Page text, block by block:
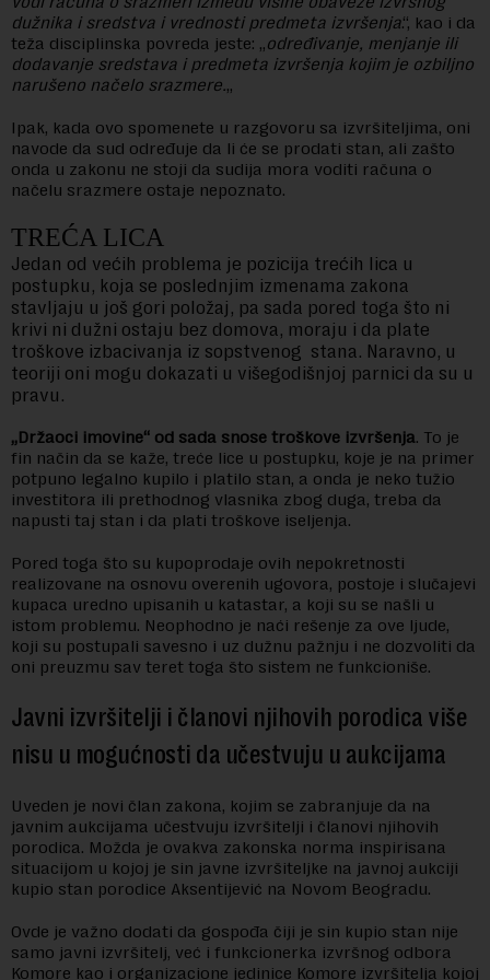
dužnika i sredstva i vrednosti predmeta izvršenja.“, kao i da
teža disciplinska povreda jeste: „određivanje, menjanje ili
dodavanje sredstava i predmeta izvršenja kojim je ozbiljno
narušeno načelo srazmere.„
Ipak, kada ovo spomenete u razgovoru sa izvršiteljima, oni
navode da sud određuje da li će se prodati stan, ali zašto
onda u zakonu ne stoji da sudija mora voditi računa o
načelu srazmere ostaje nepoznato.
TREĆA LICA
Jedan od većih problema je pozicija trećih lica u
postupku, koja se poslednjim izmenama zakona
stavljaju u još gori položaj, pa sada pored toga što ni
krivi ni dužni ostaju bez domova, moraju i da plate
troškove izbacivanja iz sopstvenog stana. Naravno, u
teoriji oni mogu dokazati u višegodišnjoj parnici da su u
pravu.
„Držaoci imovine“ od sada snose troškove izvršenja. To je
fin način da se kaže, treće lice u postupku, koje je na primer
potpuno legalno kupilo i platilo stan, a onda je neko tužio
investitora ili prethodnog vlasnika zbog duga, treba da
napusti taj stan i da plati troškove iseljenja.
Pored toga što su kupoprodaje ovih nepokretnosti
realizovane na osnovu overenih ugovora, postoje i slučajevi
kupaca uredno upisanih u katastar, a koji su se našli u
istom problemu. Neophodno je naći rešenje za ove ljude,
koji su postupali savesno i uz dužnu pažnju i ne dozvoliti da
oni preuzmu sav teret toga što sistem ne funkcioniše.
Javni izvršitelji i članovi njihovih porodica više
nisu u mogućnosti da učestvuju u aukcijama
Uveden je novi član zakona, kojim se zabranjuje da na
javnim aukcijama učestvuju izvršitelji i članovi njihovih
porodica. Možda je ovakva zakonska norma inspirisana
situacijom u kojoj je sin javne izvršiteljke na javnoj aukciji
kupio stan porodice Aksentijević na Novom Beogradu.
Ovde je važno dodati da gospođa čiji je sin kupio stan nije
samo javni izvršitelj, već i funkcionerka izvršnog odbora
Komore kao i organizacione jedinice Komore izvršitelja kojoj